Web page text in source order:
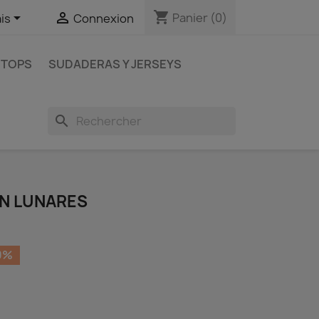
  Connexion shopping_cart Panier (0)
SUDADERAS Y JERSEYS
search
LUNARES